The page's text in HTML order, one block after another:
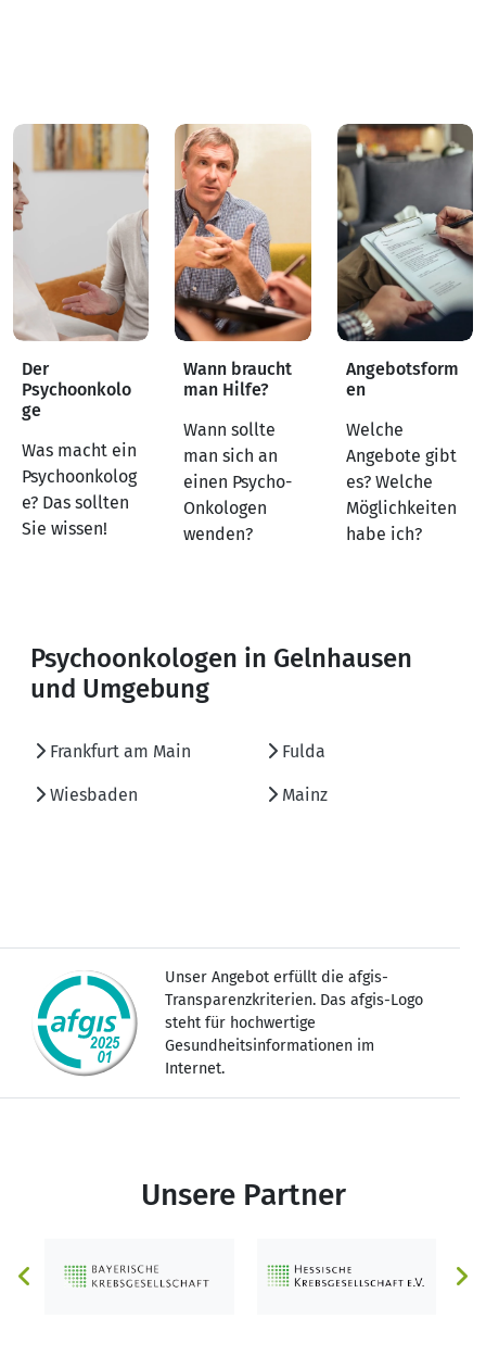
Der
Psychoonkolo
ge
Was macht ein
Psychoonkolog
e? Das sollten
Sie wissen!
Wann braucht
man Hilfe?
Wann sollte
man sich an
einen Psycho-
Onkologen
wenden?
Angebotsform
en
Welche
Angebote gibt
es? Welche
Möglichkeiten
habe ich?
Psychoonkologen in Gelnhausen
und Umgebung
Frankfurt am Main Fulda
Wiesbaden Mainz
Unser Angebot erfüllt die afgis-
Transparenzkriterien. Das afgis-Logo
steht für hochwertige
Gesundheitsinformationen im
Internet.
Unsere Partner